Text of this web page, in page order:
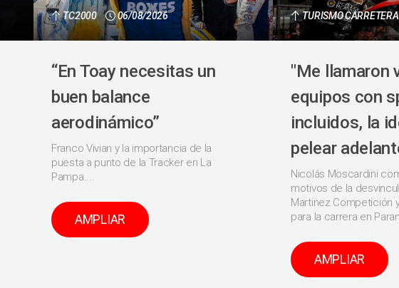
TC2000 06/08/2026
“En Toay necesitas un
buen balance
aerodinámico”
Franco Vivian y la importancia de la
puesta a punto de la Tracker en La
Pampa....
AMPLIAR
TURISMO CARRETERA
"Me llamaron
equipos con
incluidos, la
pelear
Nicolás Moscardini
motivos de la
Martinez Competición
para la carrera en
AMPLIAR